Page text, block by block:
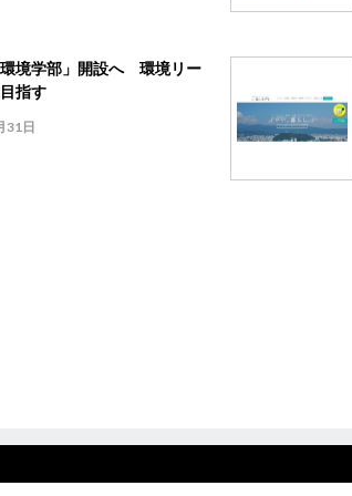
境学部」開設へ 環境リー
指す
31日